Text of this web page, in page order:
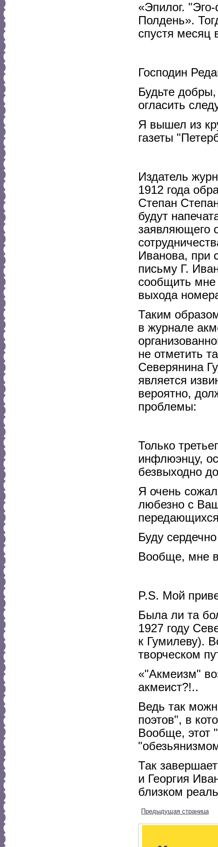
«Эпилог.
Полдень».
спустя месяц
Господин
Будьте
огласить
Я вышел из
газеты
Издатель
1912 года
Степан
будут
заявляющего
Иванова, при
письму Г.
сообщить мне
выхода
Таким
в журнале
не отметить
Северянина
является
вероятно,
проблемы:
Только
инфлюэнцу,
безвыходно
Я очень
любезно с
Буду
Вообще, мне
P.S. Мой
Была ли та
1927 году
к Гумилеву).
творческом
«"Акмеизм"
акмеист?!..
Ведь так
поэтов", в
Вообще, этот
Так
и Георгия
близком
Предыдущая страница